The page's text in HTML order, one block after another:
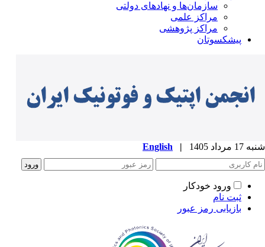
سازمان‌ها و نهادهای دولتی
مراکز علمی
مراکز پژوهشی
پیشکسوتان
مرداد 1405 |
English
ورود خودکار
ثبت نام
بازیابی رمز عبور